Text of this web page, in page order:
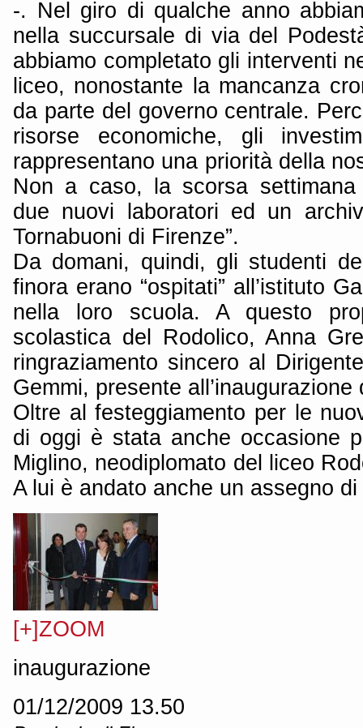
-. Nel giro di qualche anno
nella succursale di via del
abbiamo completato gli interventi
liceo, nonostante la mancanza
da parte del governo centrale.
risorse economiche, gli
rappresentano una priorità della
Non a caso, la scorsa settimana
due nuovi laboratori ed un
Tornabuoni di Firenze”.
Da domani, quindi, gli studenti
finora erano “ospitati” all’istituto
nella loro scuola. A questo
scolastica del Rodolico, Anna
ringraziamento sincero al
Gemmi, presente
Oltre al festeggiamento per le
di oggi è stata anche occasione
Miglino, neodiplomato del liceo
A lui è andato anche un assegno
[+]ZOOM
inaugurazione
01/12/2009 13.50